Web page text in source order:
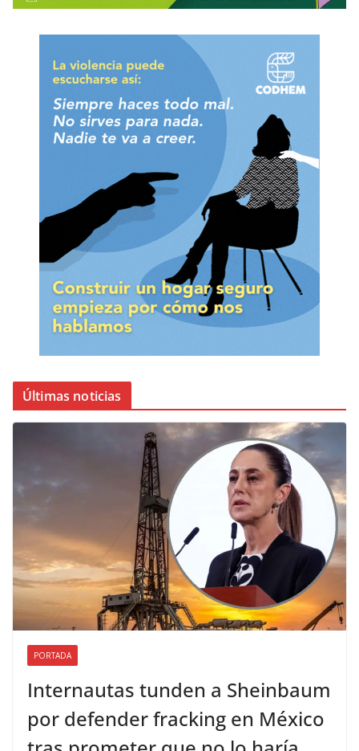
Últimas noticias
PORTADA
Internautas tunden a Sheinbaum
por defender fracking en México